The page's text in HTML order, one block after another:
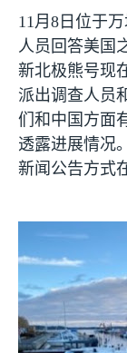
11月 8 日位于
人员回答美国
新北极熊号现
派出调查人员
们和中国方面
透露进展情况
新闻公告方式